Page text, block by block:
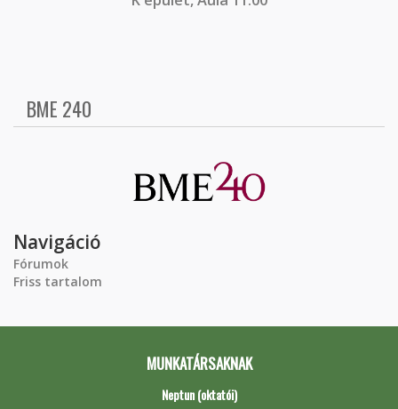
BME 240
Navigáció
Fórumok
Friss tartalom
MUNKATÁRSAKNAK
Neptun (oktatói)